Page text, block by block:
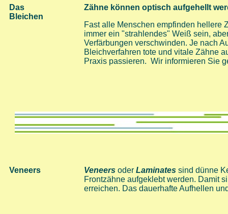
Das
Bleichen
Zähne können optisch aufgehellt
Fast alle Menschen empfinden hellere
immer ein "strahlendes" Weiß sein,
Verfärbungen verschwinden. Je nach
Bleichverfahren tote und vitale Zähne
Praxis passieren. Wir informieren Sie
Veneers Veneers oder Laminates sind dünne
Frontzähne aufgeklebt werden. Damit
erreichen. Das dauerhafte Aufhellen